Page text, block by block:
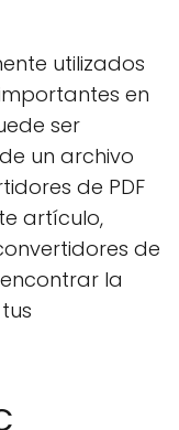
utilizados
en
ser
un archivo
de PDF
artículo,
de
la